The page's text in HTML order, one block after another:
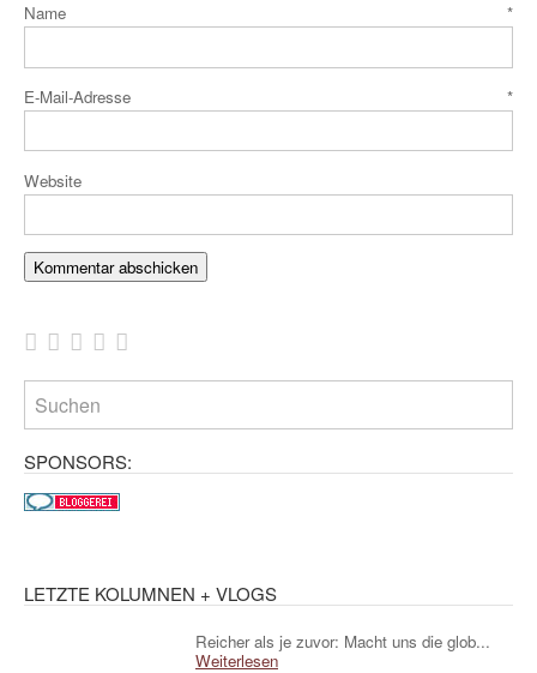
Name *
E-Mail-Adresse *
Website
SPONSORS:
LETZTE KOLUMNEN + VLOGS
Reicher als je zuvor: Macht uns die glob...
Weiterlesen